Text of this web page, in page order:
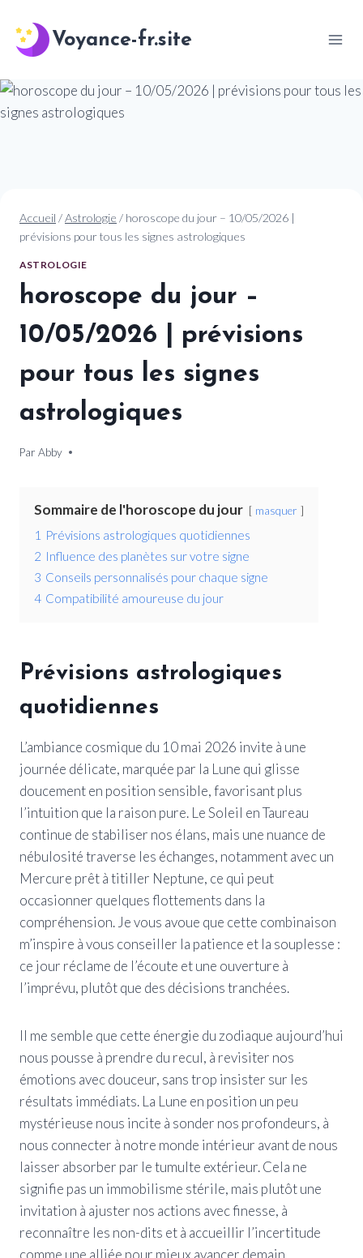
contenu
Voyance-fr.site
Accueil /Astrologie / horoscope du jour – 10/05/2026 |
prévisions pour tous les signes astrologiques
ASTROLOGIE
horoscope du jour –
10/05/2026 | prévisions
pour tous les signes
astrologiques
Par Abby
10 mai 2026
Sommaire de l'horoscope du jour masquer
1 Prévisions astrologiques quotidiennes
2 Influence des planètes sur votre signe
3 Conseils personnalisés pour chaque signe
4 Compatibilité amoureuse du jour
Prévisions astrologiques
quotidiennes
L’ambiance cosmique du 10 mai 2026 invite à une
journée délicate, marquée par la Lune qui glisse
doucement en position sensible, favorisant plus
l’intuition que la raison pure. Le Soleil en Taureau
continue de stabiliser nos élans, mais une nuance de
nébulosité traverse les échanges, notamment avec un
Mercure prêt à titiller Neptune, ce qui peut
occasionner quelques flottements dans la
compréhension. Je vous avoue que cette combinaison
m’inspire à vous conseiller la patience et la souplesse :
ce jour réclame de l’écoute et une ouverture à
l’imprévu, plutôt que des décisions tranchées.
Il me semble que cette énergie du zodiaque aujourd’hui
nous pousse à prendre du recul, à revisiter nos
émotions avec douceur, sans trop insister sur les
résultats immédiats. La Lune en position un peu
mystérieuse nous incite à sonder nos profondeurs, à
nous connecter à notre monde intérieur avant de nous
laisser absorber par le tumulte extérieur. Cela ne
signifie pas un immobilisme stérile, mais plutôt une
invitation à ajuster nos actions avec finesse, à
reconnaître les non-dits et à accueillir l’incertitude
comme une alliée pour mieux avancer demain.